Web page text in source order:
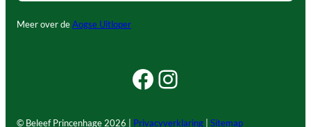
Meer over deAogse Uitloper
Facebook Beleef Princenhage
Instagram Beleef Princenhage
© Beleef Princenhage 2026 | Privacyverklaring Sitemap